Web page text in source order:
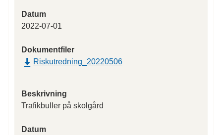
Datum
2022-07-01
Dokumentfiler
Riskutredning_20220506
Beskrivning
Trafikbuller på skolgård
Datum